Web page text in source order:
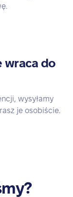
wraca do
wysyłamy
je osobiście.